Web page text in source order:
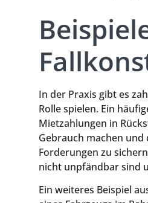
In der Praxis gibt es
Rolle spielen. Ein
Mietzahlungen in
Gebrauch machen
Forderungen zu
nicht unpfändbar sind
Ein weiteres Beispiel